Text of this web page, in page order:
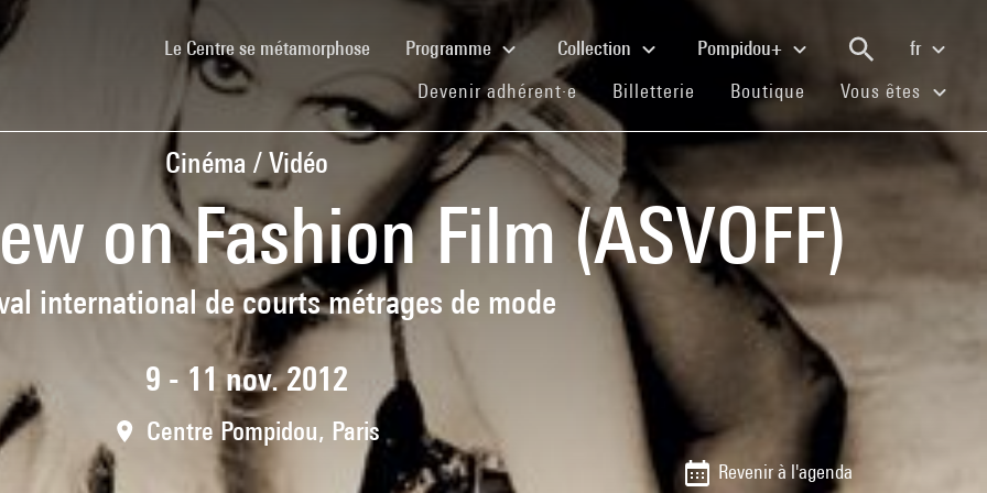
Le Centre se métamorphose(current)Programme Collection Pompidou+
fr
Devenir adhérent·e(current)Billetterie (current)
Boutique (current)
Vous êtes
Cinéma / Vidéo
on Fashion Film (ASVOFF)
international de courts métrages de mode
9 - 11 nov. 2012
Centre Pompidou, Paris
Revenir à l'agenda